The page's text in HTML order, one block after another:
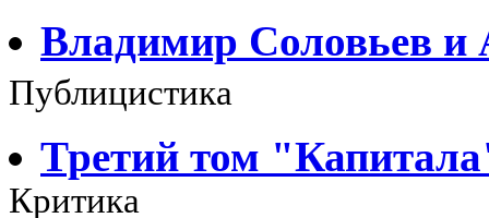
Владимир Соловьев
Публицистика
Третий том
Критика